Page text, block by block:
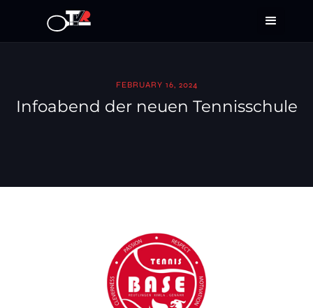
FEBRUARY 16, 2024
Infoabend der neuen Tennisschule